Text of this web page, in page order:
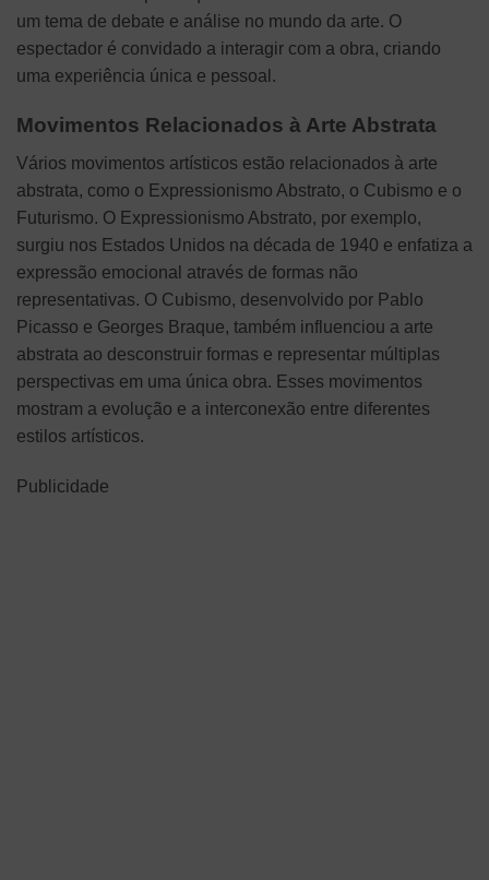
um tema de debate e análise no mundo da arte. O
espectador é convidado a interagir com a obra, criando
uma experiência única e pessoal.
Movimentos Relacionados à Arte Abstrata
Vários movimentos artísticos estão relacionados à arte
abstrata, como o Expressionismo Abstrato, o Cubismo e o
Futurismo. O Expressionismo Abstrato, por exemplo,
surgiu nos Estados Unidos na década de 1940 e enfatiza a
expressão emocional através de formas não
representativas. O Cubismo, desenvolvido por Pablo
Picasso e Georges Braque, também influenciou a arte
abstrata ao desconstruir formas e representar múltiplas
perspectivas em uma única obra. Esses movimentos
mostram a evolução e a interconexão entre diferentes
estilos artísticos.
Publicidade